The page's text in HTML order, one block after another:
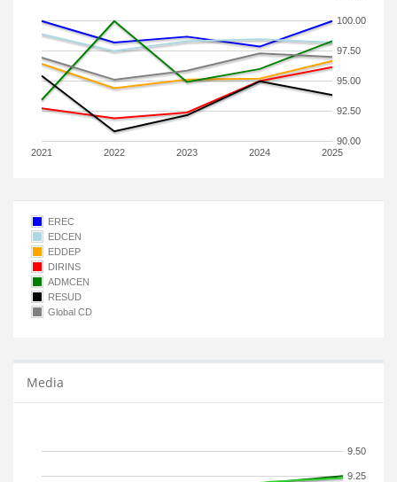
2021 2022 2023 2024 2025
90.00
92.50
95.00
97.50
100.00
EREC
EDCEN
EDDEP
DIRINS
ADMCEN
RESUD
Global CD
Media
9.25
9.50